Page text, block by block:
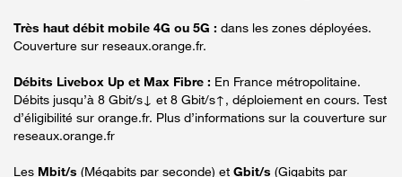
Très haut débit mobile 4G ou 5G : dans les zones déployées.
Couverture sur reseaux.orange.fr.
Débits Livebox Up et Max Fibre : En France métropolitaine.
Débits jusqu’à 8 Gbit/s↓ et 8 Gbit/s↑, déploiement en cours. Test
d’éligibilité sur orange.fr. Plus d’informations sur la couverture sur
reseaux.orange.fr
Les Mbit/s (Mégabits par seconde) et Gbit/s (Gigabits par